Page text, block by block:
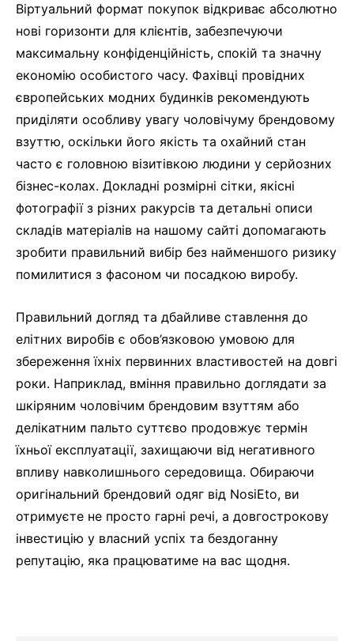
Віртуальний формат покупок відкриває абсолютно
нові горизонти для клієнтів, забезпечуючи
максимальну конфіденційність, спокій та значну
економію особистого часу. Фахівці провідних
європейських модних будинків рекомендують
приділяти особливу увагу чоловічуму брендовому
взуттю, оскільки його якість та охайний стан
часто є головною візитівкою людини у серйозних
бізнес-колах. Докладні розмірні сітки, якісні
фотографії з різних ракурсів та детальні описи
складів матеріалів на нашому сайті допомагають
зробити правильний вибір без найменшого ризику
помилитися з фасоном чи посадкою виробу.
Правильний догляд та дбайливе ставлення до
елітних виробів є обов’язковою умовою для
збереження їхніх первинних властивостей на довгі
роки. Наприклад, вміння правильно доглядати за
шкіряним чоловічим брендовим взуттям або
делікатним пальто суттєво продовжує термін
їхньої експлуатації, захищаючи від негативного
впливу навколишнього середовища. Обираючи
оригінальний брендовий одяг від NosiEto, ви
отримуєте не просто гарні речі, а довгострокову
інвестицію у власний успіх та бездоганну
репутацію, яка працюватиме на вас щодня.